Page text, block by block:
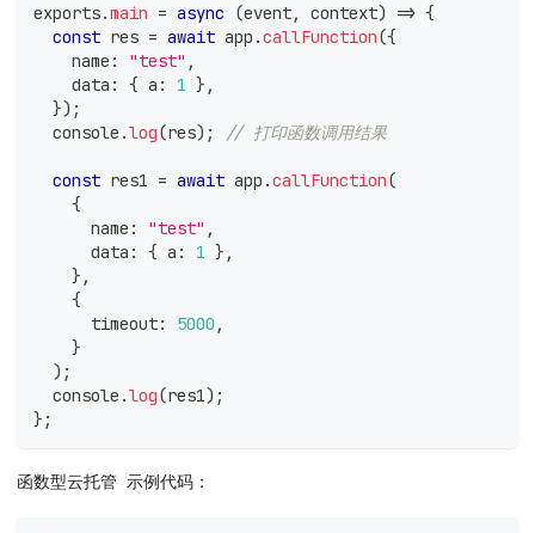
exports.main = async (event, context) => {
const res = await app .callFunction({
    name
: "test" ,
    data
: { a : 1 } ,
}) ;
console .log(res) ; // 打印函数调用结果
const res1 = await app .callFunction(
{
      name
: "test" ,
      data
: { a : 1 } ,
} ,
{
      timeout
: 5000 ,
}
) ;
console .log(res1) ;
} ;
函数型云托管 示例代码：